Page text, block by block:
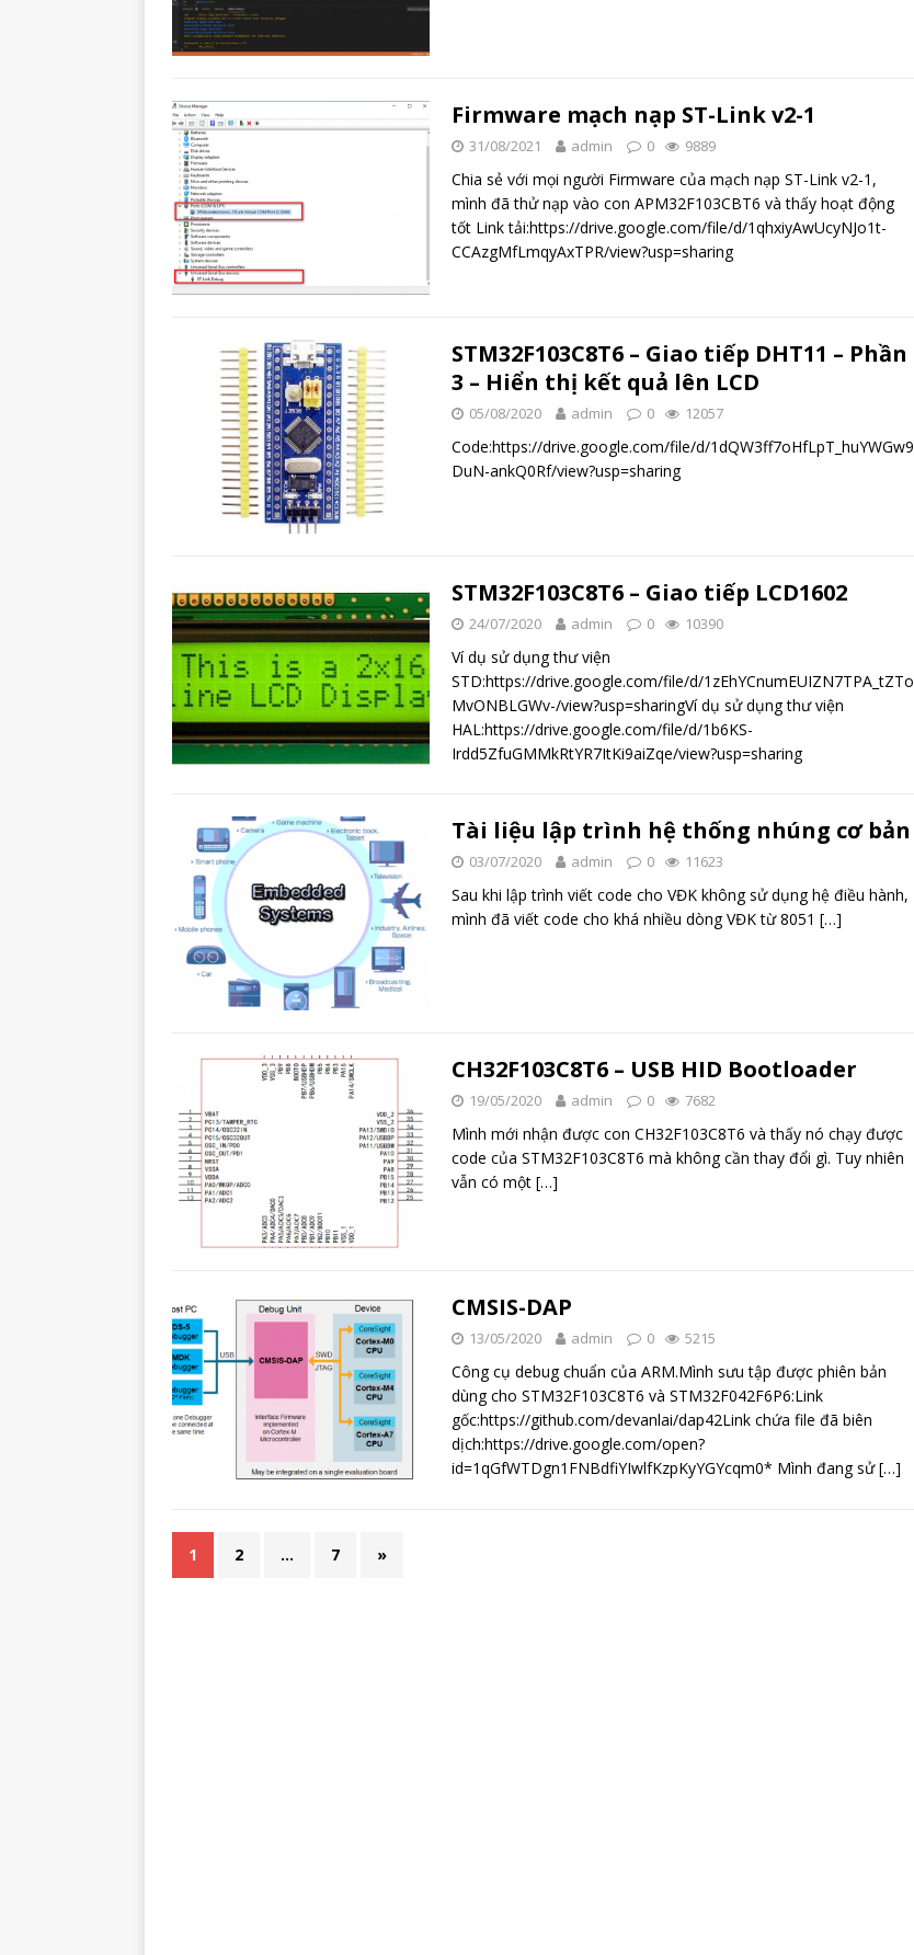
Firmware mạch nạp ST-Link v2-1
31/08/2021 admin 0 9889
Chia sẻ với mọi người Firmware của mạch nạp ST-Link v2-1,
mình đã thử nạp vào con APM32F103CBT6 và thấy hoạt động
tốt Link tải:https://drive.google.com/file/d/1qhxiyAwUcyNJo1t-
CCAzgMfLmqyAxTPR/view?usp=sharing
STM32F103C8T6 – Giao tiếp DHT11 – Phần
3 – Hiển thị kết quả lên LCD
05/08/2020 admin 0 12057
Code:https://drive.google.com/file/d/1dQW3ff7oHfLpT_huYWGw9
DuN-ankQ0Rf/view?usp=sharing
STM32F103C8T6 – Giao tiếp LCD1602
24/07/2020 admin 0 10390
Ví dụ sử dụng thư viện
STD:https://drive.google.com/file/d/1zEhYCnumEUIZN7TPA_tZTo
MvONBLGWv-/view?usp=sharingVí dụ sử dụng thư viện
HAL:https://drive.google.com/file/d/1b6KS-
Irdd5ZfuGMMkRtYR7ItKi9aiZqe/view?usp=sharing
Tài liệu lập trình hệ thống nhúng cơ bản
03/07/2020 admin 0 11623
Sau khi lập trình viết code cho VĐK không sử dụng hệ điều hành,
mình đã viết code cho khá nhiều dòng VĐK từ 8051 […]
CH32F103C8T6 – USB HID Bootloader
19/05/2020 admin 0 7682
Mình mới nhận được con CH32F103C8T6 và thấy nó chạy được
code của STM32F103C8T6 mà không cần thay đổi gì. Tuy nhiên
vẫn có một […]
CMSIS-DAP
13/05/2020 admin 0 5215
Công cụ debug chuẩn của ARM.Mình sưu tập được phiên bản
dùng cho STM32F103C8T6 và STM32F042F6P6:Link
gốc:https://github.com/devanlai/dap42Link chứa file đã biên
dịch:https://drive.google.com/open?
id=1qGfWTDgn1FNBdfiYIwlfKzpKyYGYcqm0* Mình đang sử[…]
1 2 … 7 »